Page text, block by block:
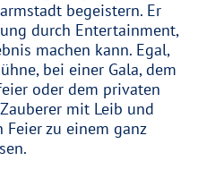
begeistern. Er
durch Entertainment,
machen kann. Egal,
bei einer Gala, dem
oder dem privaten
mit Leib und
zu einem ganz